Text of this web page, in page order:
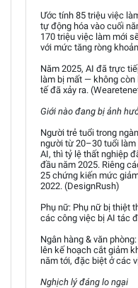
Ước tính 85 triệu việc
tự động hóa vào cuối
170 triệu việc làm mới
với mức tăng ròng
Năm 2025, AI đã trực
làm bị mất — không
tế đã xảy ra.
Giới nào đang bị ảnh
Người trẻ tuổi trong
người từ 20–30 tuổi làm
AI, thì tỷ lệ thất nghiệp
đầu năm 2025. Riêng
25 chứng kiến mức
2022. (DesignRush)
Phụ nữ: Phụ nữ bị thiệt
các công việc bị AI tác
Ngân hàng & văn
lên kế hoạch cắt giảm
năm tới, đặc biệt ở các
Nghịch lý đáng lo ngại